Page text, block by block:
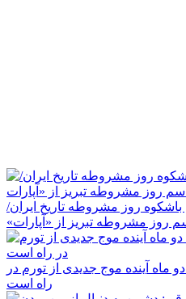
روز مشروطه تاریخ ایران/
روز مشروطه تبریز از «آپارات»
ماه آینده موج جدیدی از تورم در
راه است